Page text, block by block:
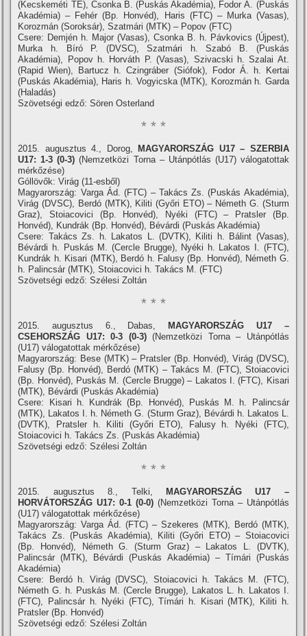
(Kecskeméti TE), Csonka B. (Puskás Akadémia), Fodor Á. (Puskás
Akadémia) – Fehér (Bp. Honvéd), Haris (FTC) – Murka (Vasas),
Korozmán (Soroksár), Szatmári (MTK) – Popov (FTC)
Csere: Demjén h. Major (Vasas), Csonka B. h. Pávkovics (Újpest),
Murka h. Bí­ró P. (DVSC), Szatmári h. Szabó B. (Puskás
Akadémia), Popov h. Horváth P. (Vasas), Szivacski h. Szalai At.
(Rapid Wien), Bartucz h. Czingráber (Siófok), Fodor Á. h. Kertai
(Puskás Akadémia), Haris h. Vogyicska (MTK), Korozmán h. Garda
(Haladás)
Szövetségi edző: Sören Osterland
* * *
2015. augusztus 4., Dorog,
MAGYARORSZÁG U17 – SZERBIA
U17: 1-3 (0-3) (Nemzetközi Torna – Utánpótlás (U17) válogatottak
mérkőzése)
Góllövők: Virág (11-esből)
Magyarország: Varga Ád. (FTC) – Takács Zs. (Puskás Akadémia),
Virág (DVSC), Berdó (MTK), Kiliti (Győri ETO) – Németh G. (Sturm
Graz), Stoiacovici (Bp. Honvéd), Nyéki (FTC) – Pratsler (Bp.
Honvéd), Kundrák (Bp. Honvéd), Bévárdi (Puskás Akadémia)
Csere: Takács Zs. h. Lakatos L. (DVTK), Kiliti h. Bálint (Vasas),
Bévárdi h. Puskás M. (Cercle Brugge), Nyéki h. Lakatos I. (FTC),
Kundrák h. Kisari (MTK), Berdó h. Falusy (Bp. Honvéd), Németh G.
h. Palincsár (MTK), Stoiacovici h. Takács M. (FTC)
Szövetségi edző: Szélesi Zoltán
* * *
2015. augusztus 6., Dabas,
MAGYARORSZÁG U17 –
CSEHORSZÁG U17: 0-3 (0-3)(Nemzetközi Torna – Utánpótlás
(U17) válogatottak mérkőzése)
Magyarország: Bese (MTK) – Pratsler (Bp. Honvéd), Virág (DVSC),
Falusy (Bp. Honvéd), Berdó (MTK) – Takács M. (FTC), Stoiacovici
(Bp. Honvéd), Puskás M. (Cercle Brugge) – Lakatos I. (FTC), Kisari
(MTK), Bévárdi (Puskás Akadémia)
Csere: Kisari h. Kundrák (Bp. Honvéd), Puskás M. h. Palincsár
(MTK), Lakatos I. h. Németh G. (Sturm Graz), Bévárdi h. Lakatos L.
(DVTK), Pratsler h. Kiliti (Győri ETO), Falusy h. Nyéki (FTC),
Stoiacovici h. Takács Zs. (Puskás Akadémia)
Szövetségi edző: Szélesi Zoltán
* * *
2015. augusztus 8., Telki,
MAGYARORSZÁG U17 –
HORVÁTORSZÁG U17: 0-1 (0-0) (Nemzetközi Torna – Utánpótlás
(U17) válogatottak mérkőzése)
Magyarország: Varga Ád. (FTC) – Szekeres (MTK), Berdó (MTK),
Takács Zs. (Puskás Akadémia), Kiliti (Győri ETO) – Stoiacovici
(Bp. Honvéd), Németh G. (Sturm Graz) – Lakatos L. (DVTK),
Palincsár (MTK), Bévárdi (Puskás Akadémia) – Tí­mári (Puskás
Akadémia)
Csere: Berdó h. Virág (DVSC), Stoiacovici h. Takács M. (FTC),
Németh G. h. Puskás M. (Cercle Brugge), Lakatos L. h. Lakatos I.
(FTC), Palincsár h. Nyéki (FTC), Tí­mári h. Kisari (MTK), Kiliti h.
Pratsler (Bp. Honvéd)
Szövetségi edző: Szélesi Zoltán